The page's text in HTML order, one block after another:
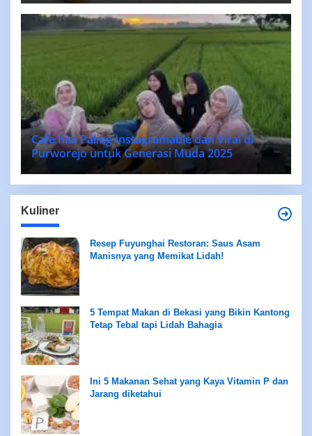
Cafe hits Paling Instagramable dan Viral di
Purworejo untuk Generasi Muda 2025
Kuliner
Resep Fuyunghai Restoran: Saus Asam
Manisnya yang Memikat Lidah!
5 Tempat Makan di Bekasi yang Bikin Kantong
Tetap Tebal tapi Lidah Bahagia
Ini 5 Makanan Sehat yang Kaya Vitamin P dan
Jarang diketahui